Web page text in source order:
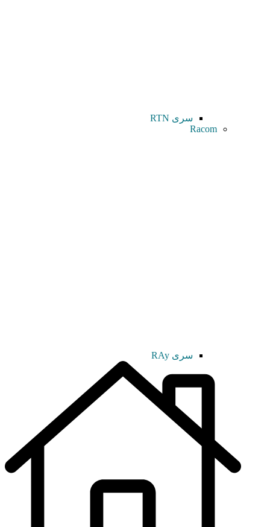
سری RTN
Racom
سری RAy